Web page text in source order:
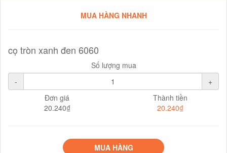
MUA HÀNG NHANH
cọ tròn xanh đen 6060
Số lượng mua
-
+
Đơn giá
20.240₫
Thành tiền
20.240₫
MUA HÀNG